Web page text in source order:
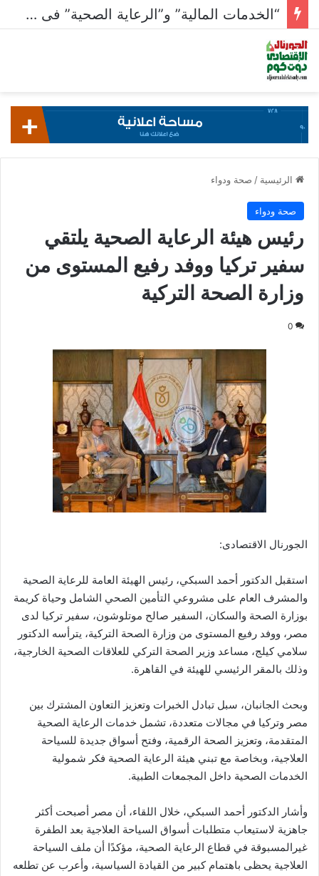
“الخدمات المالية” و”الرعاية الصحية” فى صدارة القطاعات الأنشط بالبورصة بـ 23.5 مليار جنيه
الرئيسية / صحة ودواء
صحة ودواء
رئيس هيئة الرعاية الصحية يلتقي
سفير تركيا ووفد رفيع المستوى من
وزارة الصحة التركية
0
الجورنال الاقتصادى:
استقبل الدكتور أحمد السبكي، رئيس الهيئة العامة للرعاية الصحية
والمشرف العام على مشروعي التأمين الصحي الشامل وحياة كريمة
بوزارة الصحة والسكان، السفير صالح موتلوشون، سفير تركيا لدى
مصر، ووفد رفيع المستوى من وزارة الصحة التركية، يترأسه الدكتور
سلامي كيلج، مساعد وزير الصحة التركي للعلاقات الصحية الخارجية،
وذلك بالمقر الرئيسي للهيئة في القاهرة.
وبحث الجانبان، سبل تبادل الخبرات وتعزيز التعاون المشترك بين
مصر وتركيا في مجالات متعددة، تشمل خدمات الرعاية الصحية
المتقدمة، وتعزيز الصحة الرقمية، وفتح أسواق جديدة للسياحة
العلاجية، وبخاصة مع تبني هيئة الرعاية الصحية فكر شمولية
الخدمات الصحية داخل المجمعات الطبية.
وأشار الدكتور أحمد السبكي، خلال اللقاء، أن مصر أصبحت أكثر
جاهزية لاستيعاب متطلبات أسواق السياحة العلاجية بعد الطفرة
غيرالمسبوقة في قطاع الرعاية الصحية، مؤكدًا أن ملف السياحة
العلاجية يحظى باهتمام كبير من القيادة السياسية، وأعرب عن تطلعه